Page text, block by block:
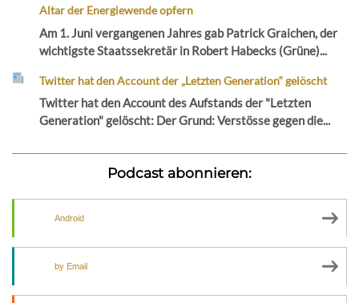
Altar der Energiewende opfern
Am 1. Juni vergangenen Jahres gab Patrick Graichen, der
wichtigste Staatssekretär in Robert Habecks (Grüne)...
Twitter hat den Account der „Letzten Generation“ gelöscht
Twitter hat den Account des Aufstands der "Letzten
Generation" gelöscht: Der Grund: Verstösse gegen die...
Podcast abonnieren:
Android
by Email